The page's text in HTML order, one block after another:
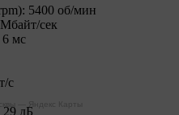
5400 об/мин
сек
6 мс
с
29 дБ
— Яндекс Карты